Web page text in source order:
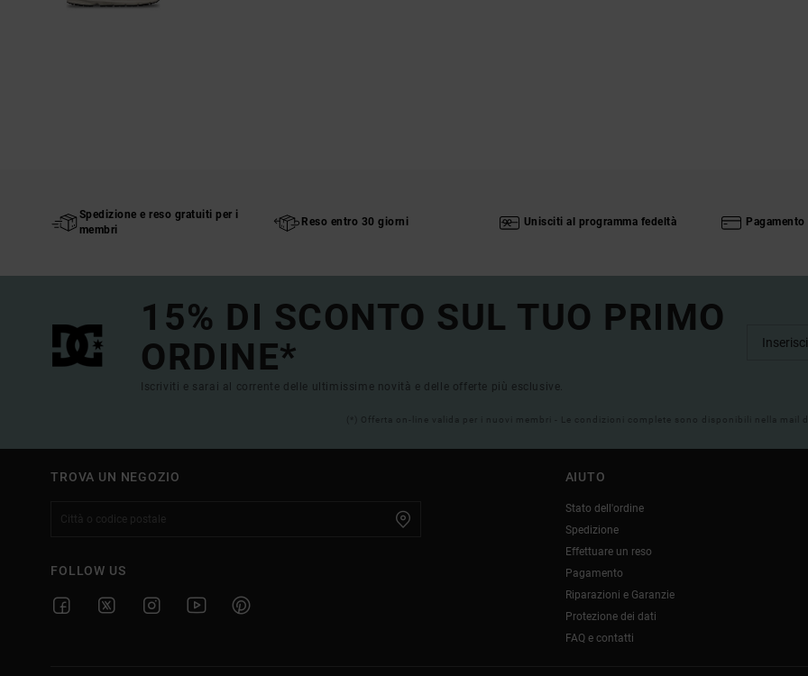
Spedizione e reso gratuiti per i
membri
Reso entro 30 giorni Unisciti al programma fedeltà
15% DI SCONTO SUL TUO PRIMO
ORDINE*
Iscriviti e sarai al corrente delle ultimissime novità e delle offerte più esclusive.
(*) Offerta on-line valida per i nuovi membri - Le condizioni complete sono disponibili nella mail
TROVA UN NEGOZIO
FOLLOW US
AIUTO
Stato dell'ordine
Spedizione
Effettuare un reso
Pagamento
Riparazioni e Garanzie
Protezione dei dati
FAQ e contatti